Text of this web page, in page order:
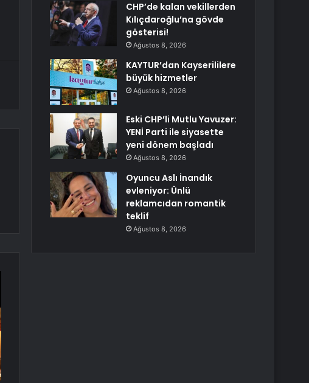
CHP’de kalan vekillerden
Kılıçdaroğlu’na gövde
gösterisi!
Ağustos 8, 2026
KAYTUR’dan Kayserililere
büyük hizmetler
Ağustos 8, 2026
Eski CHP’li Mutlu Yavuzer:
YENİ Parti ile siyasette
yeni dönem başladı
Ağustos 8, 2026
Oyuncu Aslı İnandık
evleniyor: Ünlü
reklamcıdan romantik
teklif
Ağustos 8, 2026